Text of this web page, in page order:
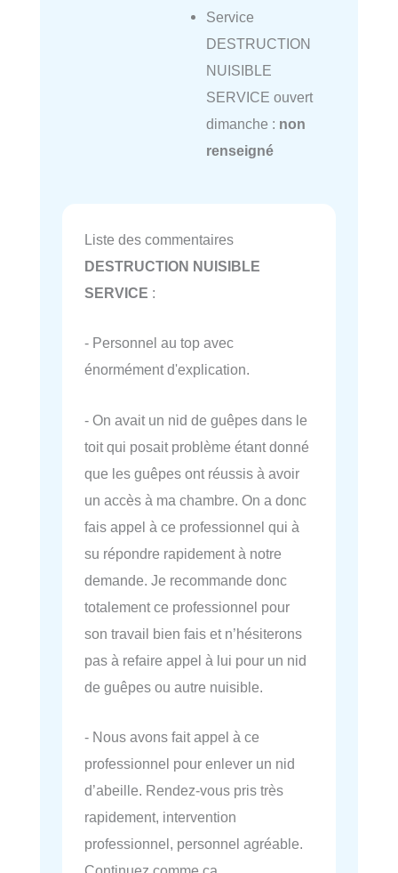
Service
DESTRUCTION
NUISIBLE
SERVICE ouvert
dimanche : non
renseigné
Liste des commentaires
DESTRUCTION NUISIBLE
SERVICE :
- Personnel au top avec
énormément d'explication.
- On avait un nid de guêpes dans le
toit qui posait problème étant donné
que les guêpes ont réussis à avoir
un accès à ma chambre. On a donc
fais appel à ce professionnel qui à
su répondre rapidement à notre
demande. Je recommande donc
totalement ce professionnel pour
son travail bien fais et n’hésiterons
pas à refaire appel à lui pour un nid
de guêpes ou autre nuisible.
- Nous avons fait appel à ce
professionnel pour enlever un nid
d’abeille. Rendez-vous pris très
rapidement, intervention
professionnel, personnel agréable.